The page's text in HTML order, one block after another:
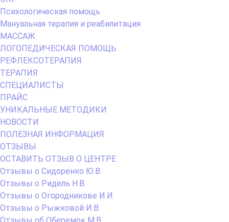
Психологическая помощь
Мануальная терапия и реабилитация
МАССАЖ
ЛОГОПЕДИЧЕСКАЯ ПОМОЩЬ
РЕФЛЕКСОТЕРАПИЯ
ТЕРАПИЯ
СПЕЦИАЛИСТЫ
ПРАЙС
УНИКАЛЬНЫЕ МЕТОДИКИ
НОВОСТИ
ПОЛЕЗНАЯ ИНФОРМАЦИЯ
ОТЗЫВЫ
ОСТАВИТЬ ОТЗЫВ О ЦЕНТРЕ
Отзывы о Сидоренко Ю.В.
Отзывы о Ридель Н.В.
Отзывы о Огородникове И.И.
Отзывы о Рыжковой И.В.